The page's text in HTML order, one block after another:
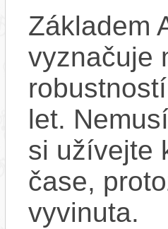
Základem
vyznačuje
let.
si užívejte
čase,
vyvinuta.